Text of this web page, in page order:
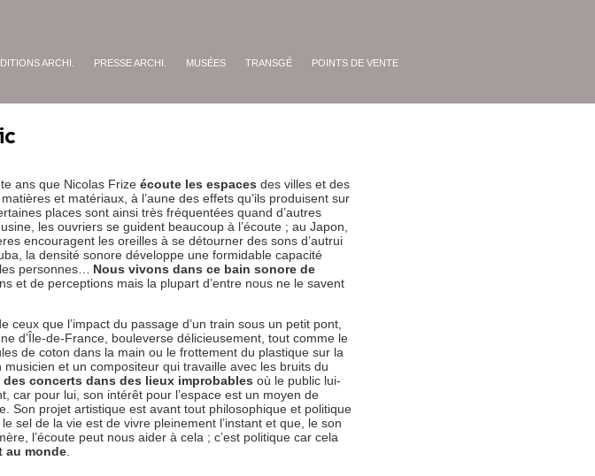
ARCHI. PRESSE ARCHI. MUSÉES TRANSGÉ POINTS DE VENTE
ans que Nicolas Frizeécoute les espacesdes villes et des
et matériaux, à l’aune des effets qu’ils produisent sur
places sont ainsi très fréquentées quand d’autres
les ouvriers se guident beaucoup à l’écoute ; au Japon,
encouragent les oreilles à se détourner des sons d’autrui
la densité sonore développe une formidable capacité
personnes…
Nous vivons dans ce bain sonore de
et de perceptions mais la plupart d’entre nous ne le savent
ceux que l’impact du passage d’un train sous un petit pont,
d’Île-de-France, bouleverse délicieusement, tout comme le
de coton dans la main ou le frottement du plastique sur la
et un compositeur qui travaille avec les bruits du
des concerts dans des lieux improbablesoù le public lui-
car pour lui, son intérêt pour l’espace est un moyen de
Son projet artistique est avant tout philosophique et politique
sel de la vie est de vivre pleinement l’instant et que, le son
l’écoute peut nous aider à cela ; c’est politique car cela
au monde